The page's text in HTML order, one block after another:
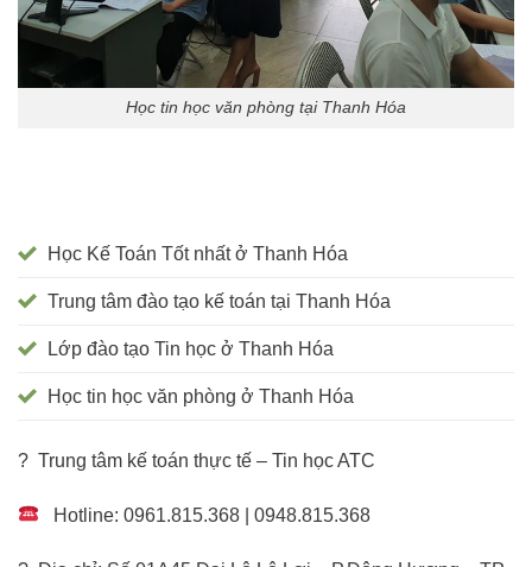
Học tin học văn phòng tại Thanh Hóa
Học Kế Toán Tốt nhất ở Thanh Hóa
Trung tâm đào tạo kế toán tại Thanh Hóa
Lớp đào tạo Tin học ở Thanh Hóa
Học tin học văn phòng ở Thanh Hóa
? Trung tâm kế toán thực tế – Tin học ATC
Hotline: 0961.815.368 | 0948.815.368